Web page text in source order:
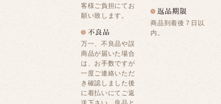
客様ご負担にてお
願い致します。
万一、不良品や誤
商品が届いた場合
は、お手数ですが
一度ご連絡いただ
き確認しました後
に着払いにてご返
商品到着後７日以
内。